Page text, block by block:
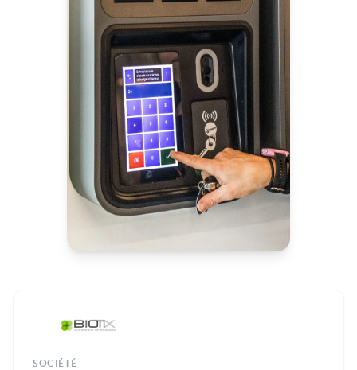
SOCIÉTÉ